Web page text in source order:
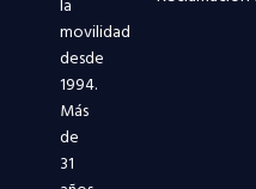
la
movilidad
desde
1994.
Más
de
31